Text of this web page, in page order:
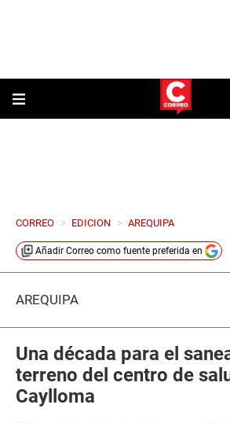
CORREO > EDICION > AREQUIPA
Añadir Correo como fuente preferida en
AREQUIPA
Una década para el
terreno del centro de
Caylloma